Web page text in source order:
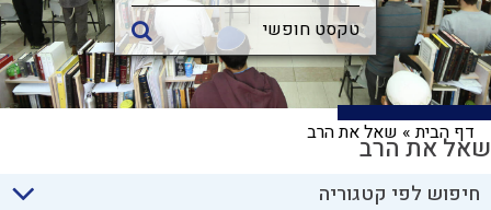
דף הבית» שאל את הרבשאל את הרב
חיפוש לפי קטגוריה